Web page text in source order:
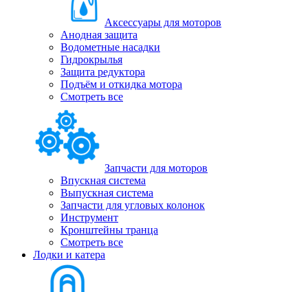
Аксессуары для моторов
Анодная защита
Водометные насадки
Гидрокрылья
Защита редуктора
Подъём и откидка мотора
Смотреть все
Запчасти для моторов
Впускная система
Выпускная система
Запчасти для угловых колонок
Инструмент
Кронштейны транца
Смотреть все
Лодки и катера